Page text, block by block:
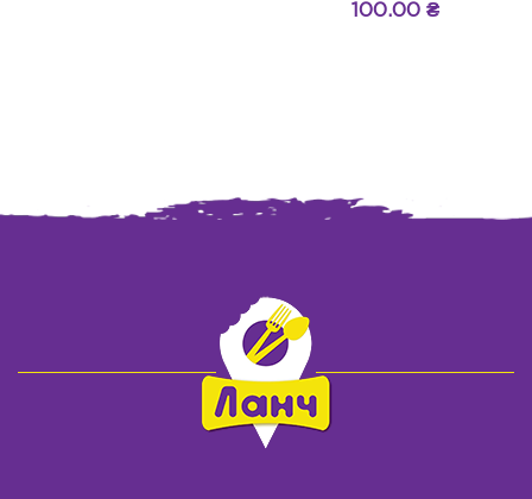
100.00 ₴